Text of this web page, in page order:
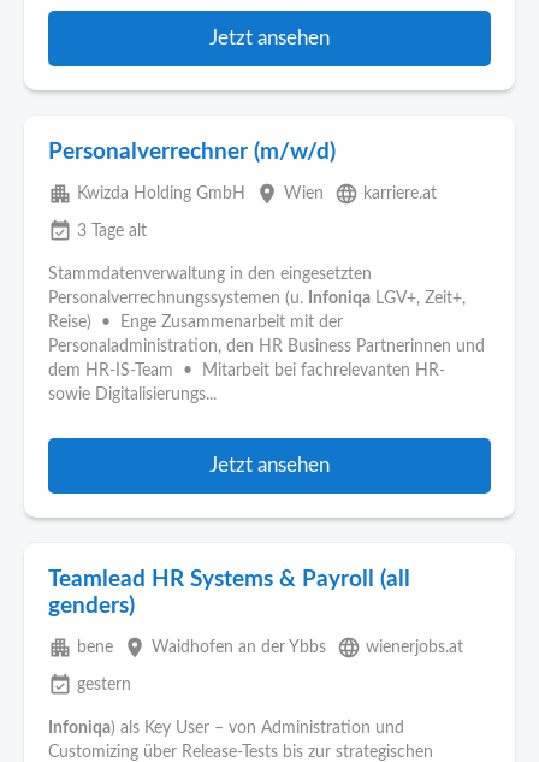
Jetzt ansehen
Personalverrechner (m/w/d)
apartment Kwizda Holding GmbH place Wien language karriere.at
event_available 3 Tage alt
Stammdatenverwaltung in den eingesetzten
Personalverrechnungssystemen (u.
Infoniqa LGV+, Zeit+,
Reise) • Enge Zusammenarbeit mit der
Personaladministration, den HR Business Partnerinnen und
dem HR-IS-Team • Mitarbeit bei fachrelevanten HR-
sowie Digitalisierungs...
Jetzt ansehen
Teamlead HR Systems & Payroll (all
genders)
apartment bene place Waidhofen an der Ybbs language wienerjobs.at
event_available gestern
Infoniqa) als Key User – von Administration und
Customizing über Release-Tests bis zur strategischen